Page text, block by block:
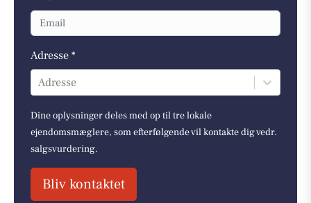
Adresse *
Adresse
Dine oplysninger deles med op til tre lokale
ejendomsmæglere, som efterfølgende vil kontakte dig vedr.
salgsvurdering.
Bliv kontaktet